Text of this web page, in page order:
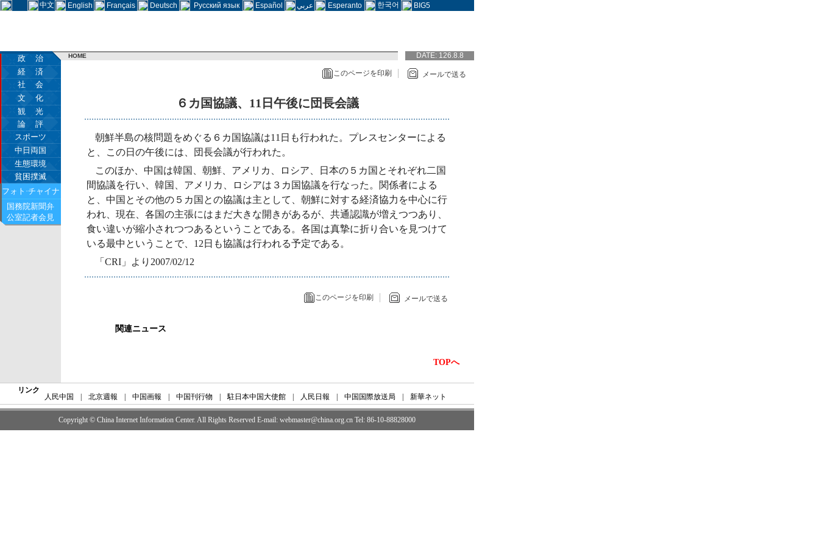
中文 English Français Deutsch Русский язык Español عربي Esperanto 한국어 BIG5
政 治
経 済
社 会
文 化
観 光
論 評
スポーツ
中日両国
生態環境
貧困撲滅
フォト·チャイナ
国務院新聞弁
公室記者会見
HOME DATE: 126.8.8
このページを印刷 メールで送る
６カ国協議、11日午後に団長会議
朝鮮半島の核問題をめぐる６カ国協議は11日も行われた。プレスセンターによる
と、この日の午後には、団長会議が行われた。
このほか、中国は韓国、朝鮮、アメリカ、ロシア、日本の５カ国とそれぞれ二国
間協議を行い、韓国、アメリカ、ロシアは３カ国協議を行なった。関係者による
と、中国とその他の５カ国との協議は主として、朝鮮に対する経済協力を中心に行
われ、現在、各国の主張にはまだ大きな開きがあるが、共通認識が増えつつあり、
食い違いが縮小されつつあるということである。各国は真摯に折り合いを見つけて
いる最中ということで、12日も協議は行われる予定である。
「CRI」より2007/02/12
このページを印刷 メールで送る
関連ニュース
TOPへ
リンク
人民中国 北京週報 中国画報 中国刊行物 駐日本中国大使館 人民日報 中国国際放送局 新華ネット
Copyright © China Internet Information Center. All Rights Reserved E-mail: webmaster@china.org.cn Tel: 86-10-88828000